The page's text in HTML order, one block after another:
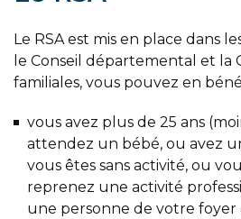
Le RSA est mis en place dans
le Conseil départemental et la
familiales, vous pouvez en
vous avez plus de 25 ans
attendez un bébé, ou avez
vous êtes sans activité, ou
reprenez une activité
une personne de votre foyer